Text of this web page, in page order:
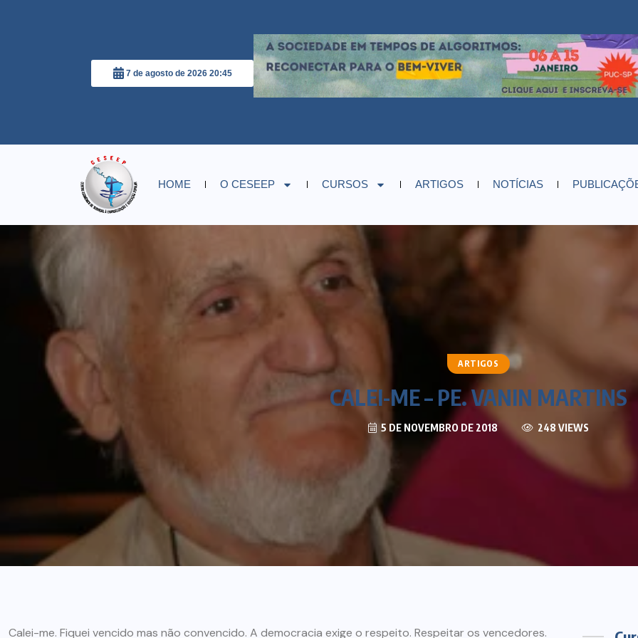
7 de agosto de 2026 20:45
HOME O CESEEP CURSOS ARTIGOS NOTÍCIAS
ARTIGOS
CALEI-ME – PE. VANIN MARTINS
5 DE NOVEMBRO DE 2018 248 VIEWS
Calei-me. Fiquei vencido mas não convencido. A democracia exige o respeito. Respeitar os vencedores.